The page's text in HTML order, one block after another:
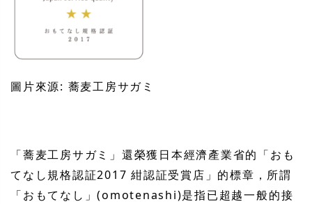
圖片來源: 蕎麦工房サガミ
「蕎麦工房サガミ」還榮獲日本經濟產業省的「おも
てなし規格認証2017 紺認証受賞店」的標章，所謂
「おもてなし」(omotenashi)是指已超越一般的接